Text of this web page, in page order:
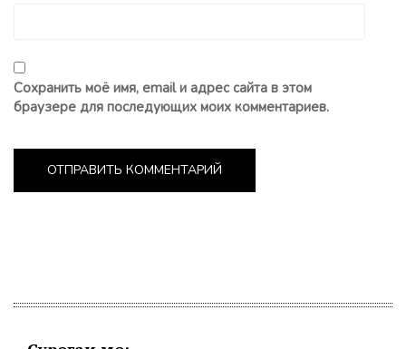
Сохранить моё имя, email и адрес сайта в этом
браузере для последующих моих комментариев.